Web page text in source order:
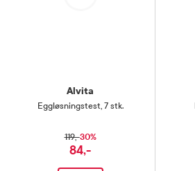
Alvita
Eggløsningstest, 7 stk.
119,-30%
84,-